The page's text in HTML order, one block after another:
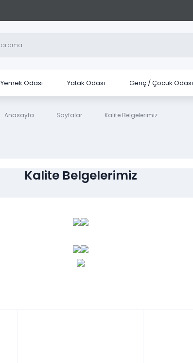
Yemek Odası Yatak Odası Genç / Çocuk Odası
Anasayfa Sayfalar Kalite Belgelerimiz
Kalite Belgelerimiz